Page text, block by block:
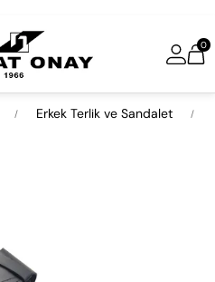
0
Erkek Terlik ve Sandalet